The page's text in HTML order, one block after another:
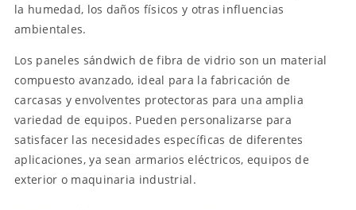
la humedad, los daños físicos y otras influencias
ambientales.
Los paneles sándwich de fibra de vidrio son un material
compuesto avanzado, ideal para la fabricación de
carcasas y envolventes protectoras para una amplia
variedad de equipos. Pueden personalizarse para
satisfacer las necesidades específicas de diferentes
aplicaciones, ya sean armarios eléctricos, equipos de
exterior o maquinaria industrial.